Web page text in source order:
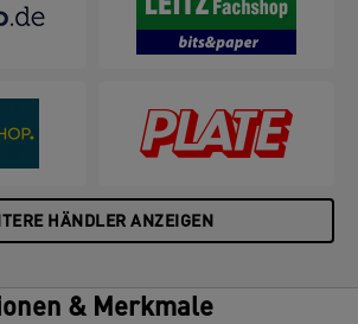
HÄNDLER ANZEIGEN
& Merkmale